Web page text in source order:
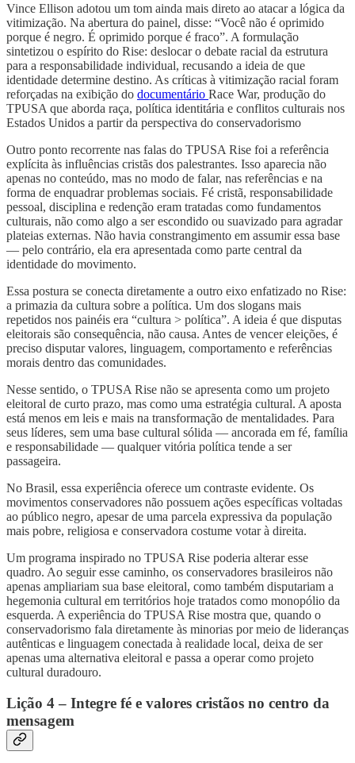
Vince Ellison adotou um tom ainda mais direto ao atacar a lógica da
vitimização. Na abertura do painel, disse: “Você não é oprimido
porque é negro. É oprimido porque é fraco”. A formulação
sintetizou o espírito do Rise: deslocar o debate racial da estrutura
para a responsabilidade individual, recusando a ideia de que
identidade determine destino. As críticas à vitimização racial foram
reforçadas na exibição do documentário Race War, produção do
TPUSA que aborda raça, política identitária e conflitos culturais nos
Estados Unidos a partir da perspectiva do conservadorismo
Outro ponto recorrente nas falas do TPUSA Rise foi a referência
explícita às influências cristãs dos palestrantes. Isso aparecia não
apenas no conteúdo, mas no modo de falar, nas referências e na
forma de enquadrar problemas sociais. Fé cristã, responsabilidade
pessoal, disciplina e redenção eram tratadas como fundamentos
culturais, não como algo a ser escondido ou suavizado para agradar
plateias externas. Não havia constrangimento em assumir essa base
— pelo contrário, ela era apresentada como parte central da
identidade do movimento.
Essa postura se conecta diretamente a outro eixo enfatizado no Rise:
a primazia da cultura sobre a política. Um dos slogans mais
repetidos nos painéis era “cultura > política”. A ideia é que disputas
eleitorais são consequência, não causa. Antes de vencer eleições, é
preciso disputar valores, linguagem, comportamento e referências
morais dentro das comunidades.
Nesse sentido, o TPUSA Rise não se apresenta como um projeto
eleitoral de curto prazo, mas como uma estratégia cultural. A aposta
está menos em leis e mais na transformação de mentalidades. Para
seus líderes, sem uma base cultural sólida — ancorada em fé, família
e responsabilidade — qualquer vitória política tende a ser
passageira.
No Brasil, essa experiência oferece um contraste evidente. Os
movimentos conservadores não possuem ações específicas voltadas
ao público negro, apesar de uma parcela expressiva da população
mais pobre, religiosa e conservadora costume votar à direita.
Um programa inspirado no TPUSA Rise poderia alterar esse
quadro. Ao seguir esse caminho, os conservadores brasileiros não
apenas ampliariam sua base eleitoral, como também disputariam a
hegemonia cultural em territórios hoje tratados como monopólio da
esquerda. A experiência do TPUSA Rise mostra que, quando o
conservadorismo fala diretamente às minorias por meio de lideranças
autênticas e linguagem conectada à realidade local, deixa de ser
apenas uma alternativa eleitoral e passa a operar como projeto
cultural duradouro.
Lição 4 – Integre fé e valores cristãos no centro da
mensagem